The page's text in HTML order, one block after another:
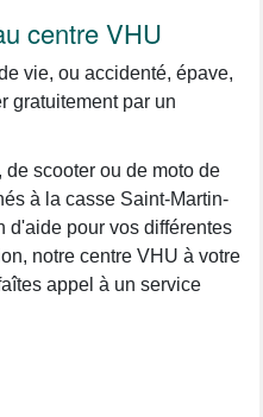
centre VHU
vie, ou accidenté, épave,
gratuitement par un
scooter ou de moto de
à la casse Saint-Martin-
d'aide pour vos différentes
notre centre VHU à votre
appel à un service